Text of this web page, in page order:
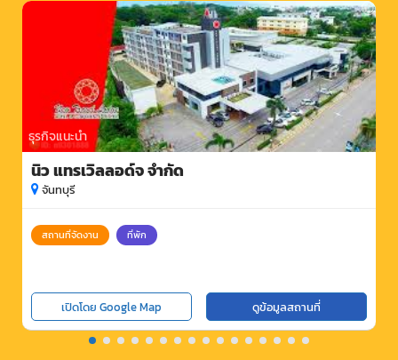
ธุรกิจแนะนำ
นิว แทรเวิลลอด์จ จำกัด
จันทบุรี
สถานที่จัดงาน ที่พัก
เปิดโดย Google Map ดูข้อมูลสถานที่